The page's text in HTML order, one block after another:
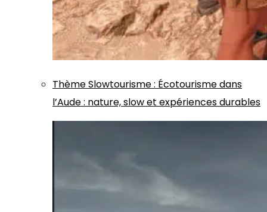
ThèmeSlowtourisme: Écotourisme dans
l’Aude : nature, slow et expériences durables